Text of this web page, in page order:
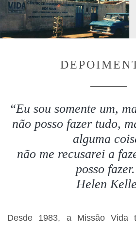
“Eu sou somente um,
não posso fazer tudo,
alguma
não me recusarei a
posso
Helen
Desde 1983, a Missão Vida